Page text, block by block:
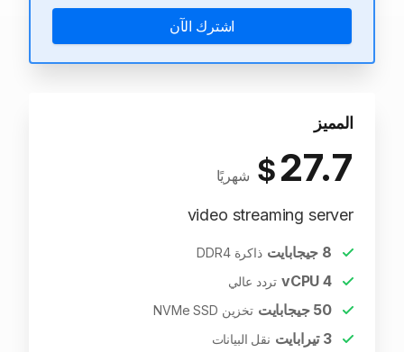
اشترك الآن
المميز
27.7
$ شهريًا
video streaming server
8 جيجابايت ذاكرة DDR4
4
vCPU تردد عالي
50 جيجابايت تخزين NVMe SSD
3 تيرابايت نقل البيانات